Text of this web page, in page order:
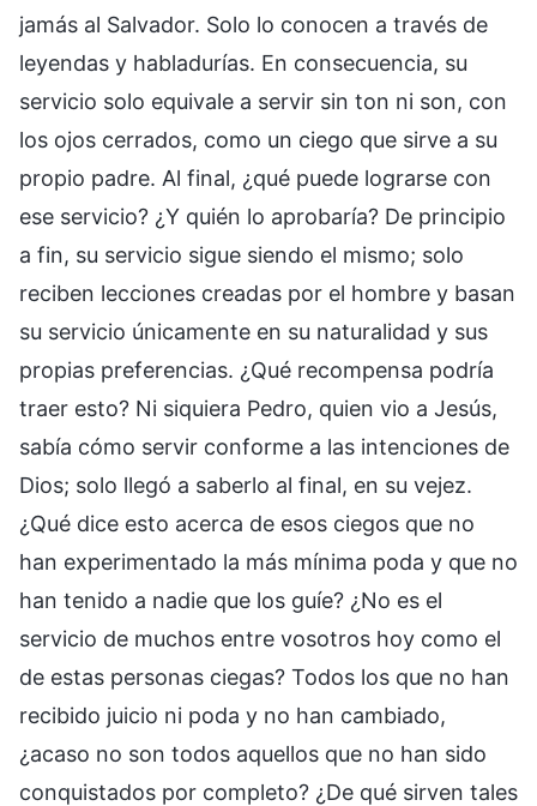
jamás al Salvador. Solo lo conocen a través de
leyendas y habladurías. En consecuencia, su
servicio solo equivale a servir sin ton ni son, con
los ojos cerrados, como un ciego que sirve a su
propio padre. Al final, ¿qué puede lograrse con
ese servicio? ¿Y quién lo aprobaría? De principio
a fin, su servicio sigue siendo el mismo; solo
reciben lecciones creadas por el hombre y basan
su servicio únicamente en su naturalidad y sus
propias preferencias. ¿Qué recompensa podría
traer esto? Ni siquiera Pedro, quien vio a Jesús,
sabía cómo servir conforme a las intenciones de
Dios; solo llegó a saberlo al final, en su vejez.
¿Qué dice esto acerca de esos ciegos que no
han experimentado la más mínima poda y que no
han tenido a nadie que los guíe? ¿No es el
servicio de muchos entre vosotros hoy como el
de estas personas ciegas? Todos los que no han
recibido juicio ni poda y no han cambiado,
¿acaso no son todos aquellos que no han sido
conquistados por completo? ¿De qué sirven tales